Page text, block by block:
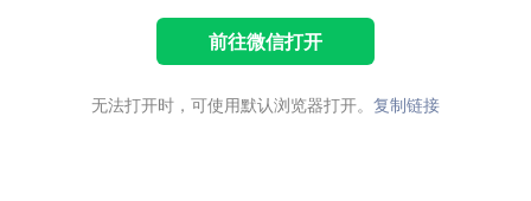
前往微信打开
无法打开时，可使用默认浏览器打开。 复制链接